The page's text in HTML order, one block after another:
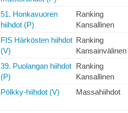
51. Honkavuoren
hiihdot (P)
Ranking
Kansallinen
FIS Härkösten hiihdot
(V)
Ranking
Kansainvälinen
39. Puolangan hiihdot
(P)
Ranking
Kansallinen
Pölkky-hiihdot (V) Massahiihdot